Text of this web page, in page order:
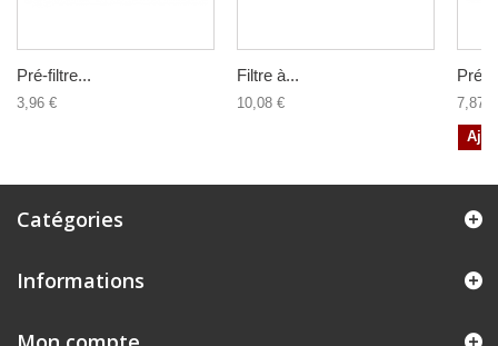
Pré-filtre...
3,96 €
Filtre à...
10,08 €
Pré-
7,87 €
Catégories
Informations